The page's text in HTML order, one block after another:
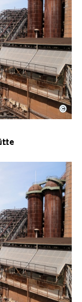
Hütte mit
Hütte | Karl
©